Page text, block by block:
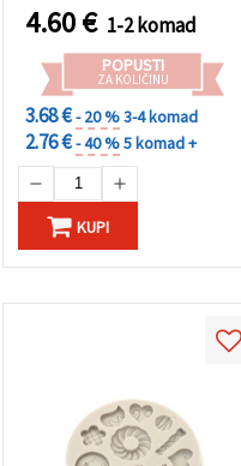
4.60€ 1-2 komad
POPUSTI
ZA KOLIČINU
3.68 €- 20 %3-4 komad
2.76 €- 40 %5 komad +
KUPI